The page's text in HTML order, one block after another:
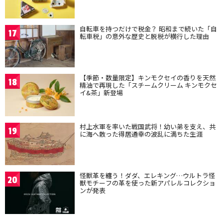
17 自転車を持つだけで税金？ 昭和まで続いた「自
転車税」の意外な歴史と脱税が横行した理由
18 【季節・数量限定】キンモクセイの香りを天然
精油で再現した「スチームクリーム キンモクセ
イ&茶」新登場
19 村上水軍を率いた戦国武将！幼い弟を支え、共
に海へ散った得居通幸の波乱に満ちた生涯
20 怪獣革を纏う！ダダ、エレキング…ウルトラ怪
獣モチーフの革を使った新アパレルコレクショ
ンが発表